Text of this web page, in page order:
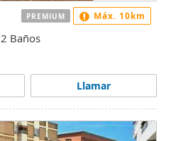
2 Baños
Llamar
PREMIUM Máx. 10km